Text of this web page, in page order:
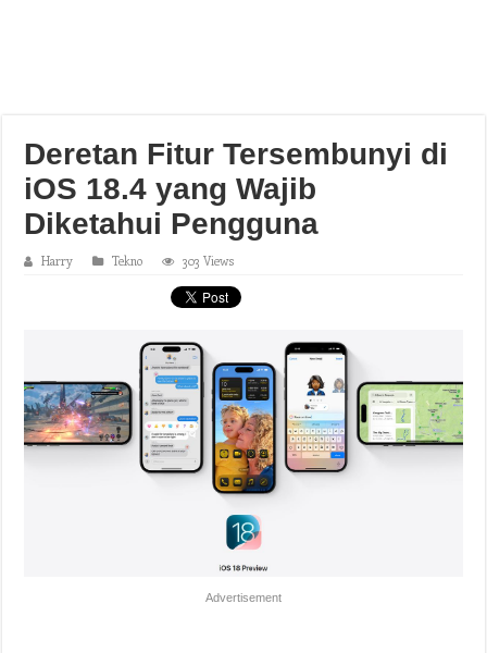
Deretan Fitur Tersembunyi di
iOS 18.4 yang Wajib
Diketahui Pengguna
Harry Tekno 303 Views
Advertisement